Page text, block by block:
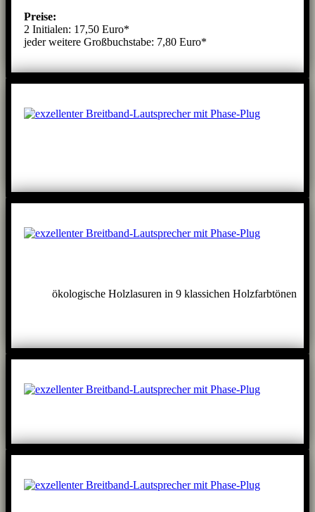
Preise:
2 Initialen: 17,50 Euro*
jeder weitere Großbuchstabe: 7,80 Euro*
ökologische Holzlasuren in 9 klassichen Holzfarbtönen